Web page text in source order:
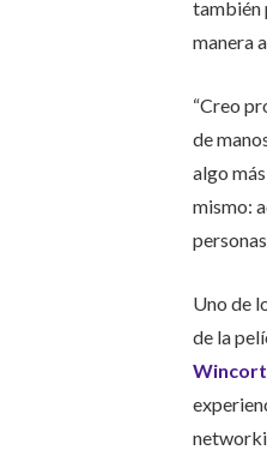
también
manera
“Creo
de
algo
mismo:
Uno de
de la
Wincort